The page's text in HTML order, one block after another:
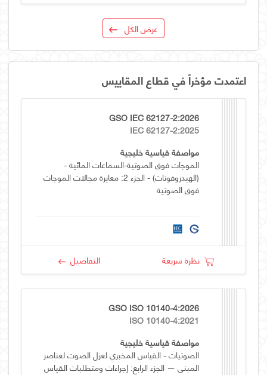
عرض الكل
اعتمدت مؤخراً في قطاع المقاييس
GSO IEC 62127-2:2026
IEC 62127-2:2025
مواصفة قياسية خليجية
الموجات فوق الصوتية-السماعات المائية -
(الهيدروفونات) - الجزء 2: معايرة مجالات الموجات
فوق الصوتية
نظرة سريعة التفاصيل
GSO ISO 10140-4:2026
ISO 10140-4:2021
مواصفة قياسية خليجية
الصوتيات - القياس المخبري لعزل الصوت لعناصر
المبنى — الجزء الرابع: إجراءات ومتطلبات القياس